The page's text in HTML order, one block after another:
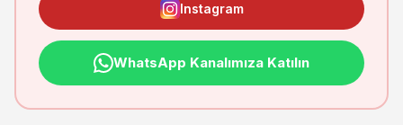
Instagram
WhatsApp Kanalımıza Katılın